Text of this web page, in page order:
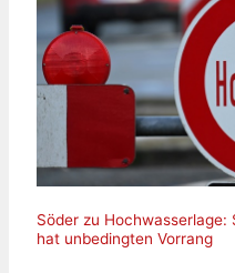
Söder zu Hochwasserlage:
hat unbedingten Vorrang